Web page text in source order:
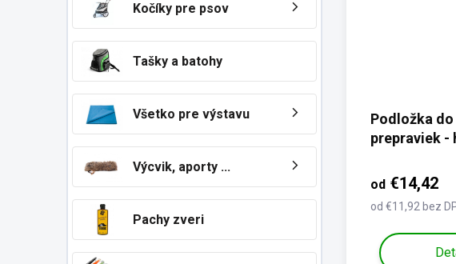
Kočíky pre psov
Tašky a batohy
Všetko pre výstavu
Výcvik, aporty ...
Pachy zveri
Podložka
prepraviek -
od €11,92 bez
od €14,42